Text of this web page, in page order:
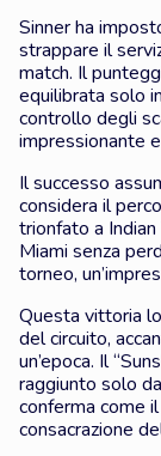
Sinner ha
strappare il
match. Il
equilibrata solo
controllo degli
impressionante
Il successo
considera il
trionfato a
Miami senza
torneo,
Questa vittoria
del circuito,
un’epoca. Il
raggiunto solo
conferma come
consacrazione